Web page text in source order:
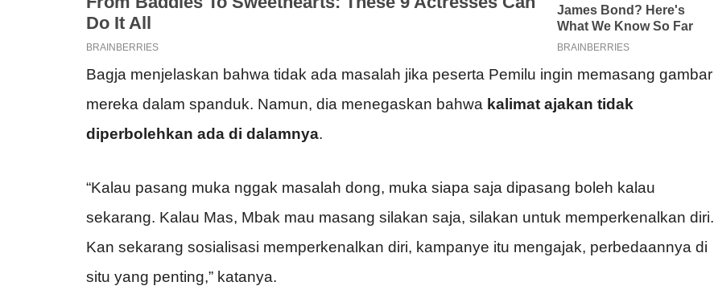
Bagja menjelaskan bahwa tidak ada masalah jika peserta Pemilu ingin memasang gambar
mereka dalam spanduk. Namun, dia menegaskan bahwa kalimat ajakan tidak
diperbolehkan ada di dalamnya.
“Kalau pasang muka nggak masalah dong, muka siapa saja dipasang boleh kalau
sekarang. Kalau Mas, Mbak mau masang silakan saja, silakan untuk memperkenalkan diri.
Kan sekarang sosialisasi memperkenalkan diri, kampanye itu mengajak, perbedaannya di
situ yang penting,” katanya.